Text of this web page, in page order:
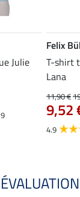
Julie
9
Felix
T-shirt
Lana
11,90 €
9,52
4.9